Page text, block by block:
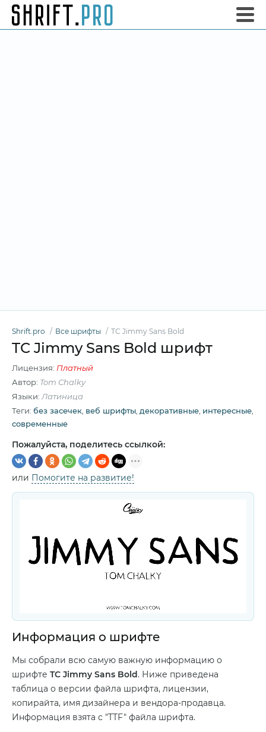
Shrift.pro Все шрифты TC Jimmy Sans Bоld
TC Jimmy Sans Bоld шрифт
Лицензия: Платный
Автор: Tom Chalky
Языки: Латиница
Теги: без засечек веб шрифты декоративные интересные
современные
Пожалуйста, поделитесь ссылкой:
или Помогите на развитие!
Информация о шрифте
Мы собрали всю самую важную информацию о
шрифте TC Jimmy Sans Bоld. Ниже приведена
таблица о версии файла шрифта, лицензии,
копирайта, имя дизайнера и вендора-продавца.
Информация взята с "TTF" файла шрифта.